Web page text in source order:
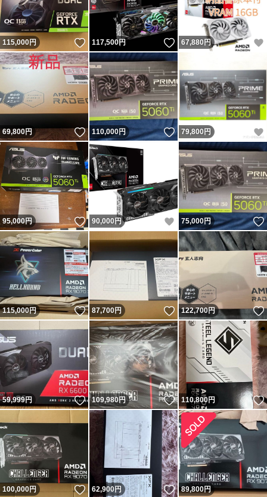
115,000円 いいね！
117,500円 いいね！
67,880 円
69,800円 いいね！
110,000円 いいね！
79,800 円
95,000円 いいね！
90,000 円 いいね！
75,000円
115,000円 いいね！
87,700円 いいね！
122,700円
59,999円 いいね！
109,980円 いいね！
110,800円
100,000円 いいね！
62,900円 いいね！
89,800円